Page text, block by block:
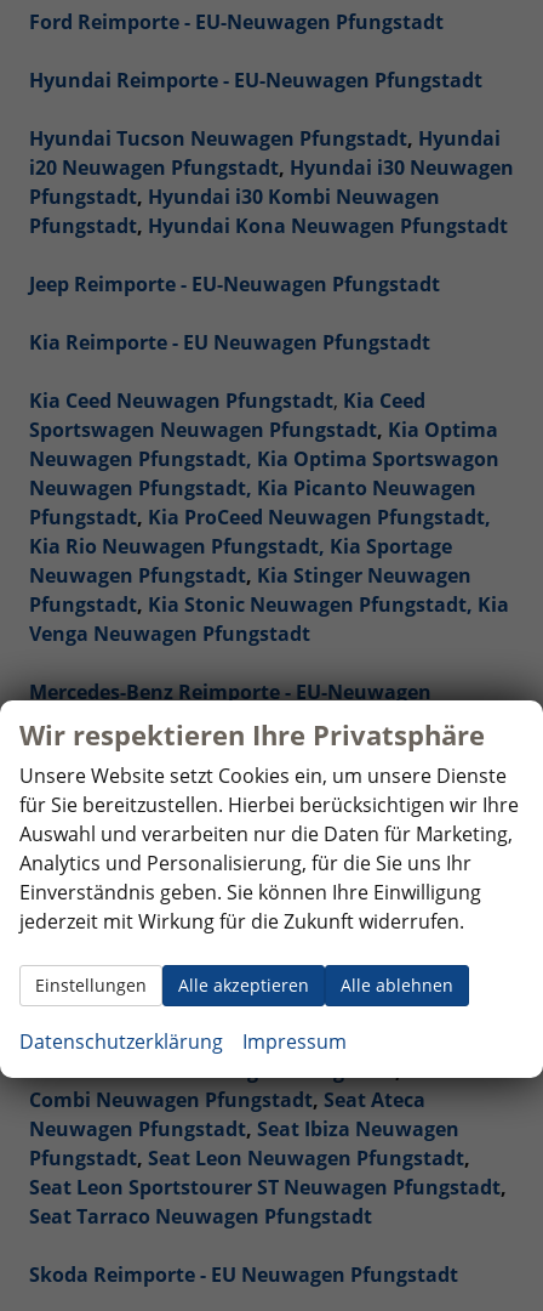
Ford Reimporte - EU-Neuwagen Pfungstadt
Hyundai Reimporte - EU-Neuwagen Pfungstadt
Hyundai Tucson Neuwagen Pfungstadt, Hyundai
i20 Neuwagen Pfungstadt, Hyundai i30 Neuwagen
Pfungstadt, Hyundai i30 Kombi Neuwagen
Pfungstadt, Hyundai Kona Neuwagen Pfungstadt
Jeep Reimporte - EU-Neuwagen Pfungstadt
Kia Reimporte - EU Neuwagen Pfungstadt
Kia Ceed Neuwagen Pfungstadt, Kia Ceed
Sportswagen Neuwagen Pfungstadt, Kia Optima
Neuwagen Pfungstadt, Kia Optima Sportswagon
Neuwagen Pfungstadt, Kia Picanto Neuwagen
Pfungstadt, Kia ProCeed Neuwagen Pfungstadt,
Kia Rio Neuwagen Pfungstadt, Kia Sportage
Neuwagen Pfungstadt, Kia Stinger Neuwagen
Pfungstadt, Kia Stonic Neuwagen Pfungstadt, Kia
Venga Neuwagen Pfungstadt
Mercedes-Benz Reimporte - EU-Neuwagen
Pfungstadt
Nissan Reimporte - EU Neuwagen Pfungstadt
Opel Reimporte - EU Neuwagen Pfungstadt
Peugeot Reimporte - EU Neuwagen Pfungstadt
Seat Reimporte - EU Neuwagen Pfungstadt
Combi Neuwagen Pfungstadt, Seat Ateca
Neuwagen Pfungstadt, Seat Ibiza Neuwagen
Pfungstadt, Seat Leon Neuwagen Pfungstadt,
Seat Leon Sportstourer ST Neuwagen Pfungstadt,
Seat Tarraco Neuwagen Pfungstadt
Skoda Reimporte - EU Neuwagen Pfungstadt
Wir respektieren Ihre Privatsphäre
Unsere Website setzt Cookies ein, um unsere Dienste
für Sie bereitzustellen. Hierbei berücksichtigen wir Ihre
Auswahl und verarbeiten nur die Daten für Marketing,
Analytics und Personalisierung, für die Sie uns Ihr
Einverständnis geben. Sie können Ihre Einwilligung
jederzeit mit Wirkung für die Zukunft widerrufen.
Alle akzeptieren Alle ablehnen
Einstellungen
Datenschutzerklärung Impressum